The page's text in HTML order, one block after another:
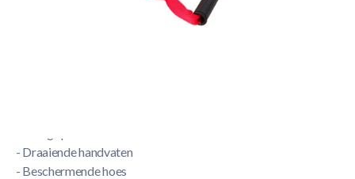
- Draaiende handvaten
- Beschermende hoes